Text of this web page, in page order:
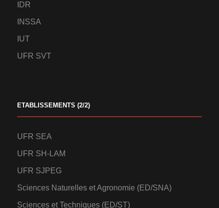
IDR
INSSA
IUT
UFR SVT
ETABLISSEMENTS (2/2)
UFR SEA
UFR SH-LAM
UFR SJPEG
Sciences Naturelles et Agronomie (ED/SNA)
Sciences et Techniques (ED/ST)